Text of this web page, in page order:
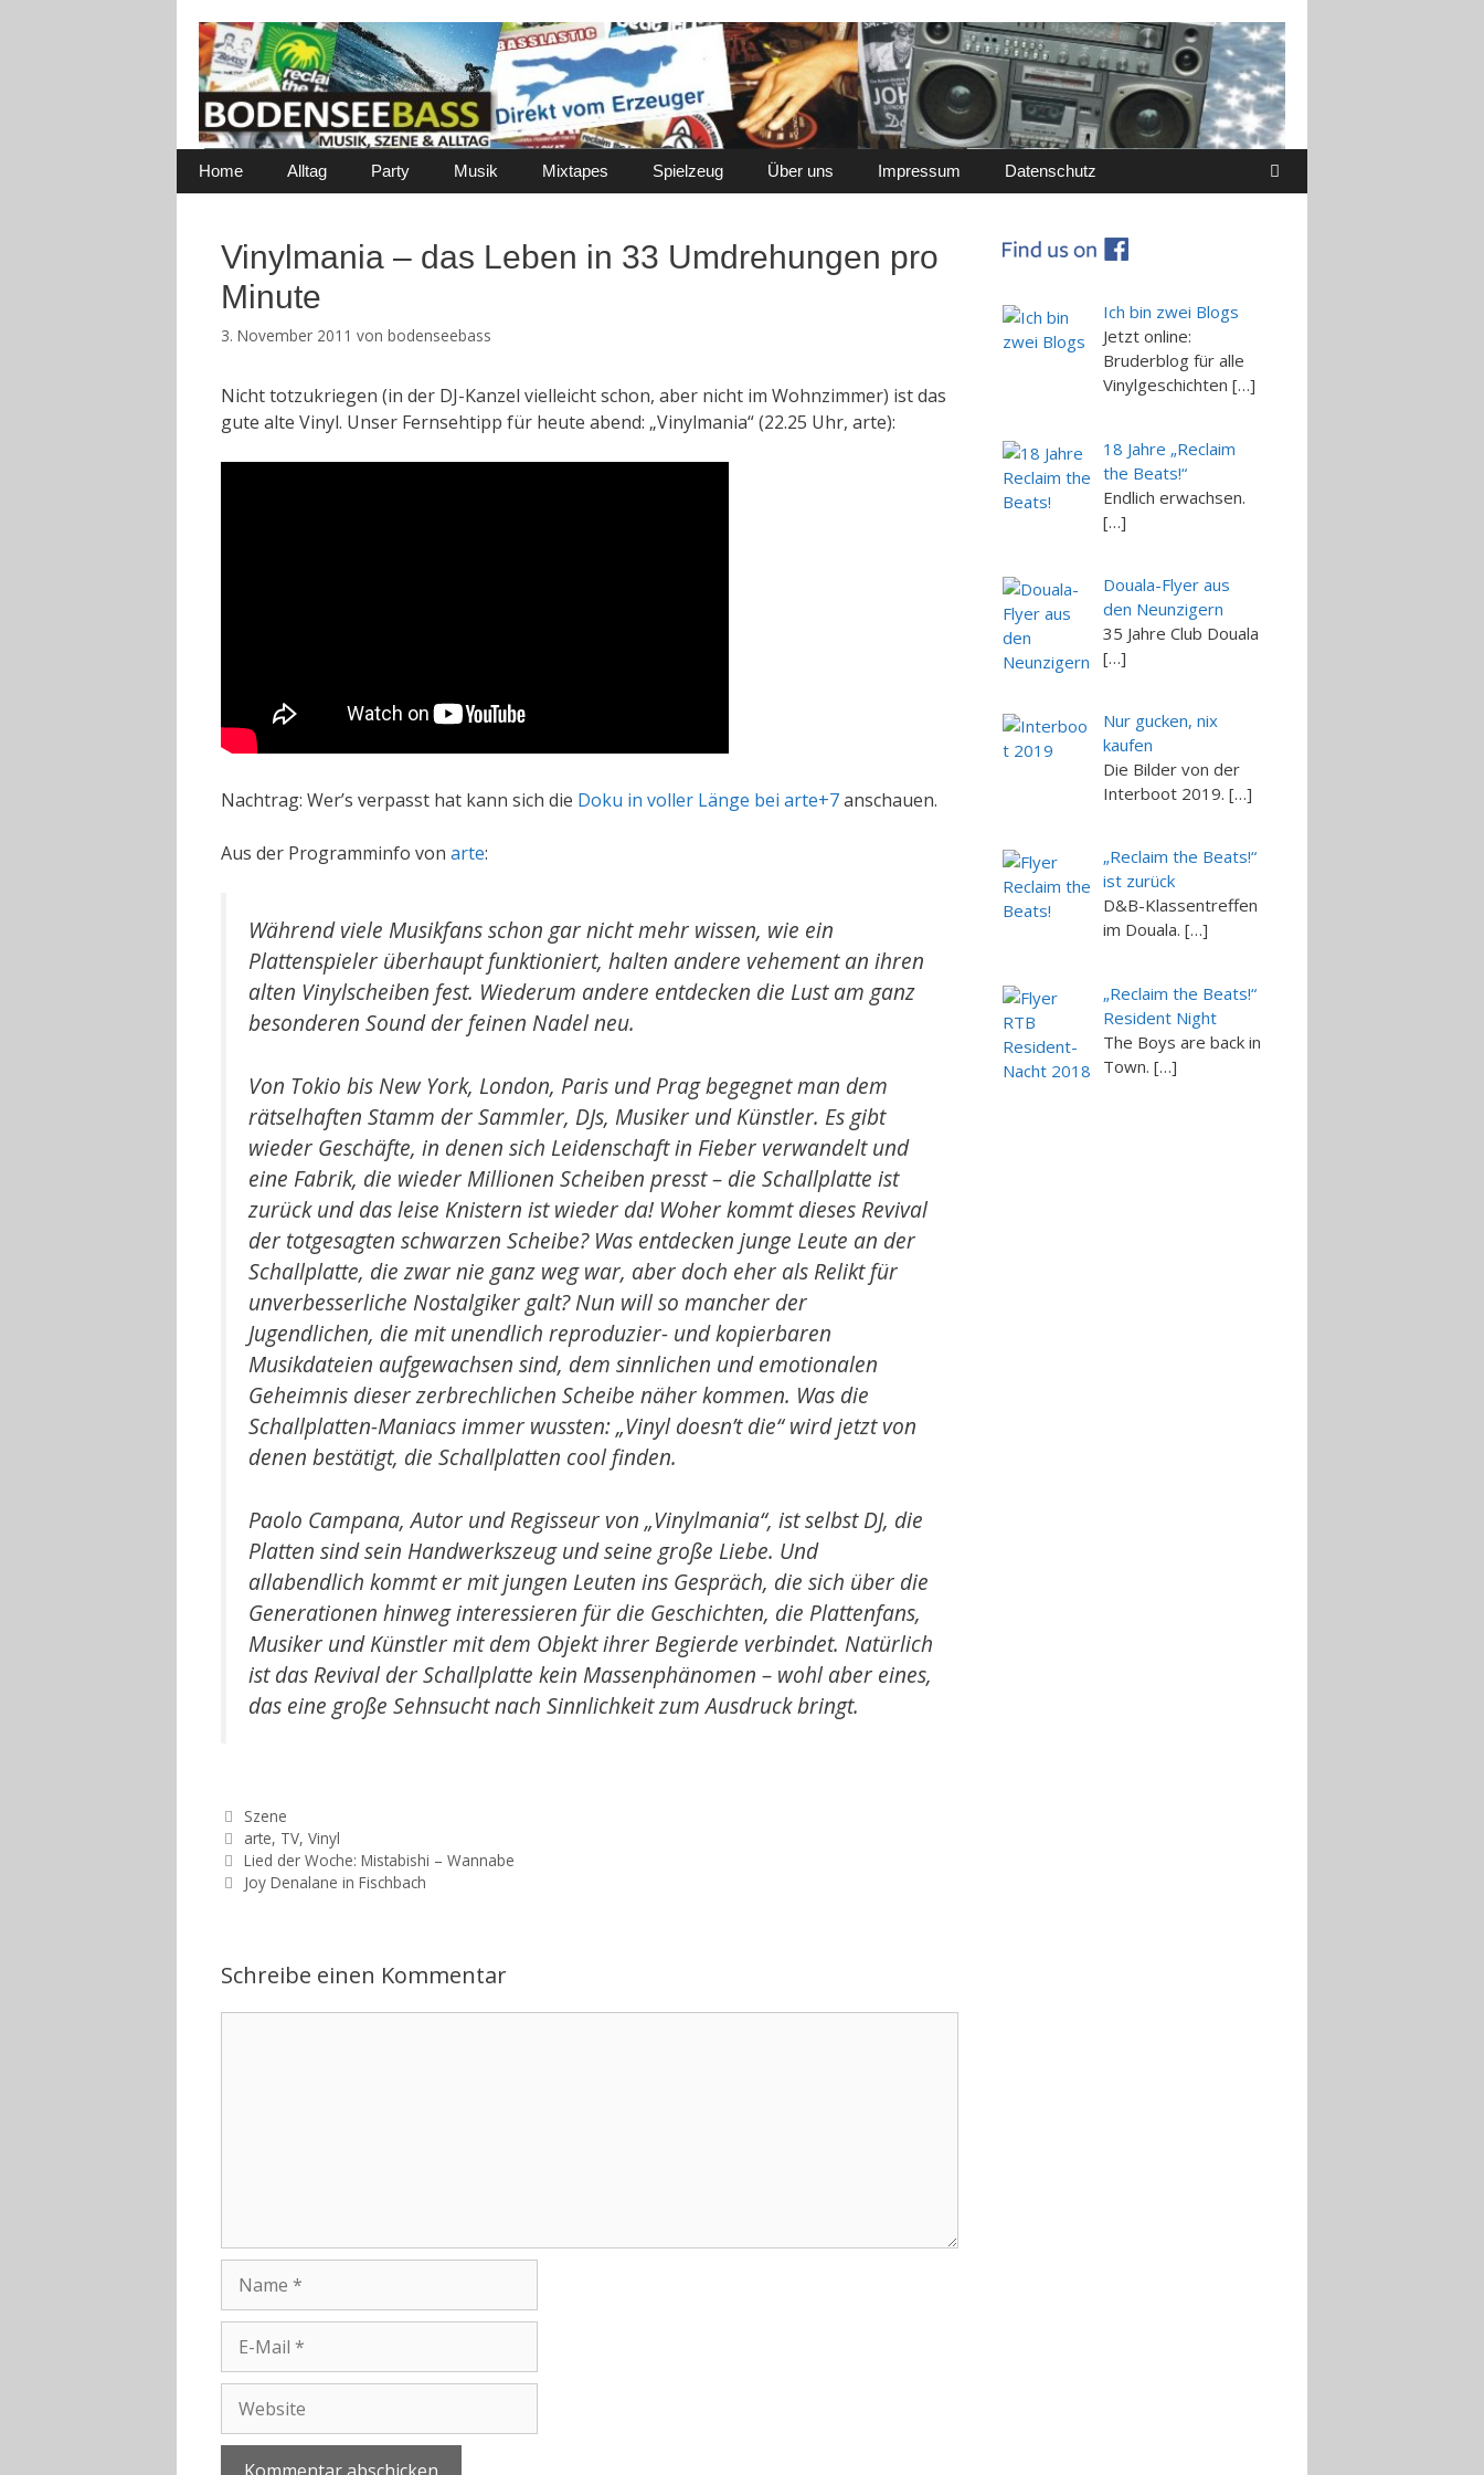
Home Alltag Party Musik Mixtapes Spielzeug Über uns Impressum Datenschutz
Vinylmania – das Leben in 33 Umdrehungen pro
Minute
3. November 2011 von bodenseebass
Nicht totzukriegen (in der DJ-Kanzel vielleicht schon, aber nicht im Wohnzimmer) ist das
gute alte Vinyl. Unser Fernsehtipp für heute abend: „Vinylmania“ (22.25 Uhr, arte):
Nachtrag: Wer’s verpasst hat kann sich die Doku in voller Länge bei arte+7anschauen.
Aus der Programminfo von arte:
Während viele Musikfans schon gar nicht mehr wissen, wie ein
Plattenspieler überhaupt funktioniert, halten andere vehement an ihren
alten Vinylscheiben fest. Wiederum andere entdecken die Lust am ganz
besonderen Sound der feinen Nadel neu.
Von Tokio bis New York, London, Paris und Prag begegnet man dem
rätselhaften Stamm der Sammler, DJs, Musiker und Künstler. Es gibt
wieder Geschäfte, in denen sich Leidenschaft in Fieber verwandelt und
eine Fabrik, die wieder Millionen Scheiben presst – die Schallplatte ist
zurück und das leise Knistern ist wieder da! Woher kommt dieses Revival
der totgesagten schwarzen Scheibe? Was entdecken junge Leute an der
Schallplatte, die zwar nie ganz weg war, aber doch eher als Relikt für
unverbesserliche Nostalgiker galt? Nun will so mancher der
Jugendlichen, die mit unendlich reproduzier- und kopierbaren
Musikdateien aufgewachsen sind, dem sinnlichen und emotionalen
Geheimnis dieser zerbrechlichen Scheibe näher kommen. Was die
Schallplatten-Maniacs immer wussten: „Vinyl doesn’t die“ wird jetzt von
denen bestätigt, die Schallplatten cool finden.
Paolo Campana, Autor und Regisseur von „Vinylmania“, ist selbst DJ, die
Platten sind sein Handwerkszeug und seine große Liebe. Und
allabendlich kommt er mit jungen Leuten ins Gespräch, die sich über die
Generationen hinweg interessieren für die Geschichten, die Plattenfans,
Musiker und Künstler mit dem Objekt ihrer Begierde verbindet. Natürlich
ist das Revival der Schallplatte kein Massenphänomen – wohl aber eines,
das eine große Sehnsucht nach Sinnlichkeit zum Ausdruck bringt.
Kategorien
Szene
Schlagwörter
arte, TV,Vinyl
Beitrags-
Navigation
Lied der Woche: Mistabishi – Wannabe
Joy Denalane in Fischbach
Schreibe einen Kommentar
Mail
Ich bin zwei Blogs
Jetzt online:
Bruderblog für alle
Vinylgeschichten […]
18 Jahre „Reclaim
the Beats!“
Endlich erwachsen.
[…]
Douala-Flyer aus
den Neunzigern
35 Jahre Club Douala
[…]
Nur gucken, nix
kaufen
Die Bilder von der
Interboot 2019. […]
„Reclaim the Beats!“
ist zurück
D&B-Klassentreffen
im Douala. […]
„Reclaim the Beats!“
Resident Night
The Boys are back in
Town. […]